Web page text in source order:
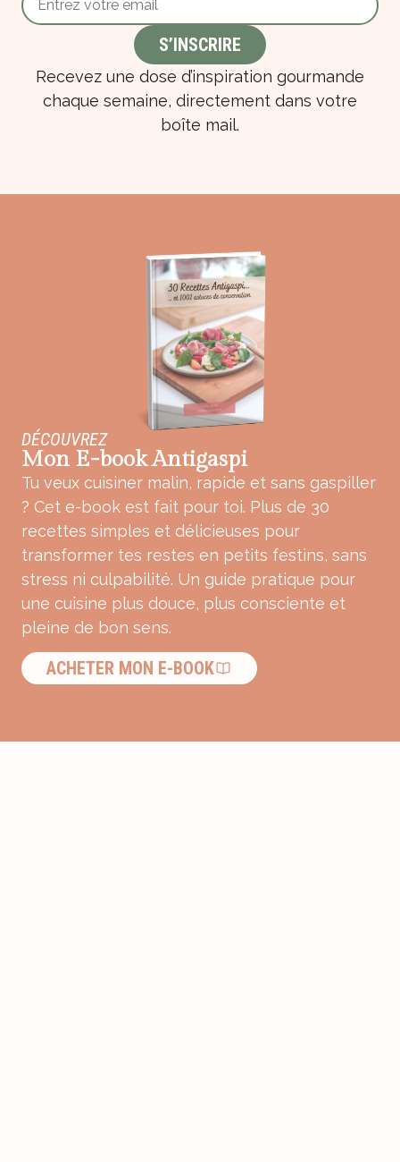
Recevez une dose d’inspiration gourmande
chaque semaine, directement dans votre
boîte mail.
DÉCOUVREZ
Mon E-book Antigaspi
Tu veux cuisiner malin, rapide et sans gaspiller
? Cet e-book est fait pour toi. Plus de 30
recettes simples et délicieuses pour
transformer tes restes en petits festins, sans
stress ni culpabilité. Un guide pratique pour
une cuisine plus douce, plus consciente et
pleine de bon sens.
ACHETER MON E-BOOK